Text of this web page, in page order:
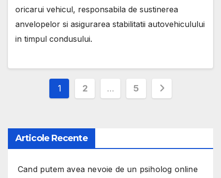
oricarui vehicul, responsabila de sustinerea
anvelopelor si asigurarea stabilitatii autovehiculului
in timpul condusului.
Paginație
1 2 … 5
Articole Recente
Cand putem avea nevoie de un psiholog online